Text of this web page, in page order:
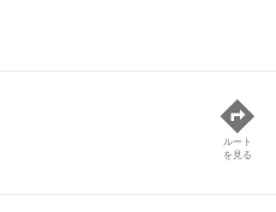
ルート
を見る